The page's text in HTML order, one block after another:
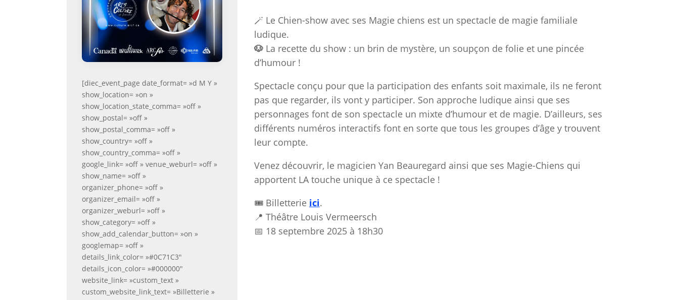
[diec_event_page date_format= »d M Y »
show_location= »on »
show_location_state_comma= »off »
show_postal= »off »
show_postal_comma= »off »
show_country= »off »
show_country_comma= »off »
google_link= »off » venue_weburl= »off »
show_name= »off »
organizer_phone= »off »
organizer_email= »off »
organizer_weburl= »off »
show_category= »off »
show_add_calendar_button= »on »
googlemap= »off »
details_link_color= »#0C71C3″
details_icon_color= »#000000″
website_link= »custom_text »
custom_website_link_text= »Billetterie »
🪄 Le Chien-show avec ses Magie chiens est un spectacle de magie familiale
ludique.
🐶 La recette du show : un brin de mystère, un soupçon de folie et une pincée
d’humour !
Spectacle conçu pour que la participation des enfants soit maximale, ils ne feront
pas que regarder, ils vont y participer. Son approche ludique ainsi que ses
personnages font de son spectacle un mixte d’humour et de magie. D’ailleurs, ses
différents numéros interactifs font en sorte que tous les groupes d’âge y trouvent
leur compte.
Venez découvrir, le magicien Yan Beauregard ainsi que ses Magie-Chiens qui
apportent LA touche unique à ce spectacle !
🎟️ Billetterie ici.
📍 Théâtre Louis Vermeersch
📅 18 septembre 2025 à 18h30